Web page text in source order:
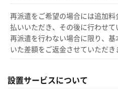
再派遣をご希望の場合には追加
払いいただき、その後に行わせて
再派遣を行わない場合に限り、
いた差額をご返金させていただき
設置サービスについて